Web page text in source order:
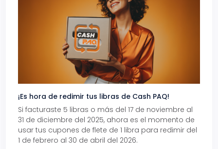
¡Es hora de redimir tus libras de Cash PAQ!
Si facturaste 5 libras o más del 17 de noviembre al
31 de diciembre del 2025, ahora es el momento de
usar tus cupones de flete de 1 libra para redimir del
1 de febrero al 30 de abril del 2026.